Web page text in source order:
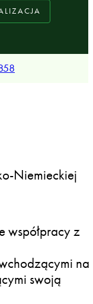
Niemieckiej
współpracy z
na
swoją